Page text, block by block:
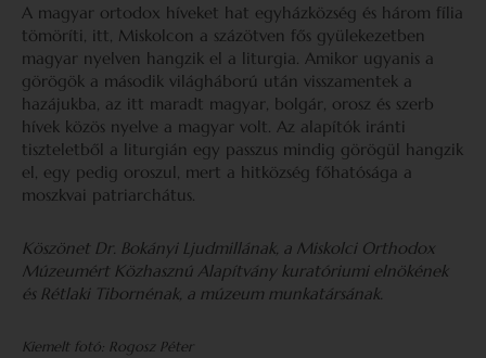
A magyar ortodox híveket hat egyházközség és három fília
tömöríti, itt, Miskolcon a százötven fős gyülekezetben
magyar nyelven hangzik el a liturgia. Amikor ugyanis a
görögök a második világháború után visszamentek a
hazájukba, az itt maradt magyar, bolgár, orosz és szerb
hívek közös nyelve a magyar volt. Az alapítók iránti
tiszteletből a liturgián egy passzus mindig görögül hangzik
el, egy pedig oroszul, mert a hitközség főhatósága a
moszkvai patriarchátus.
Köszönet Dr. Bokányi Ljudmillának, a Miskolci Orthodox
Múzeumért Közhasznú Alapítvány kuratóriumi elnökének
és Rétlaki Tibornénak, a múzeum munkatársának.
Kiemelt fotó: Rogosz Péter